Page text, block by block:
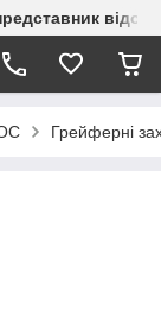
відомих
Грейферні